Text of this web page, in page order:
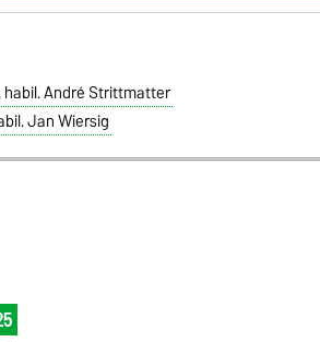
habil. André Strittmatter
Jan Wiersig